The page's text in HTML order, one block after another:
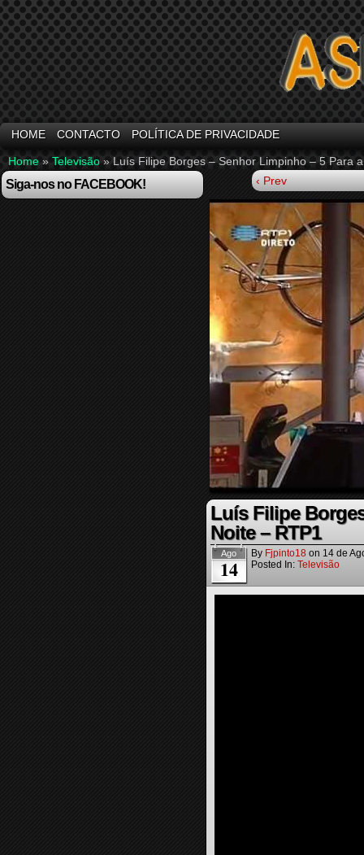
HOME CONTACTO POLÍTICA DE PRIVACIDADE
Home » Televisão » Luís Filipe Borges – Senhor Limpinho – 5 Para
Siga-nos no FACEBOOK! ‹ Prev
Luís Filipe
Noite – RTP1
Ago
14
By Fjpinto18 on 14 de
Posted In: Televisão